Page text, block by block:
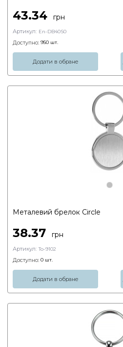
43.34 грн
Артикул: En-DB40S0
Доступно: 950 шт.
Додати в обране
Металевий брелок Circle
38.37 грн
Артикул: To-9102
Доступно: 0 шт.
Додати в обране